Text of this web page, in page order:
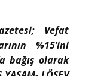
Vefat
%15’ini
bağış olarak